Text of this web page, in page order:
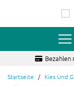
springen
Startseite
Kies Und